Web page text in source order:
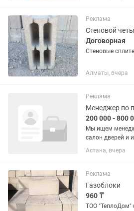
Реклама
Договорная
Стеновые
Алматы, вчера
Реклама
200 000 - 800
Мы ищем
салон дверей и
Нам нужен
грамотно
Астана, вчера
Реклама
Газоблоки
960 ₸
ТОО "ТеплоДом"